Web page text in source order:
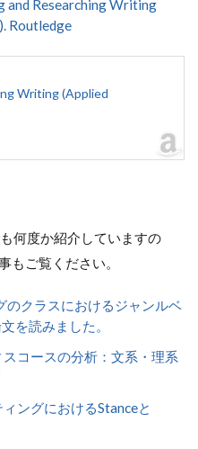
and Researching Writing
Routledge
Writing (Applied
何度か紹介していますの
もご覧ください。
クラスにおけるジャンルベ
を読みました。
コースの分析：文系・理系
ングにおけるStanceと